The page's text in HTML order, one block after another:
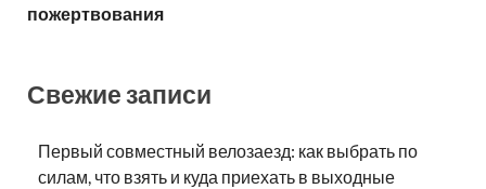
пожертвования
Свежие записи
Первый совместный велозаезд: как выбрать по
силам, что взять и куда приехать в выходные